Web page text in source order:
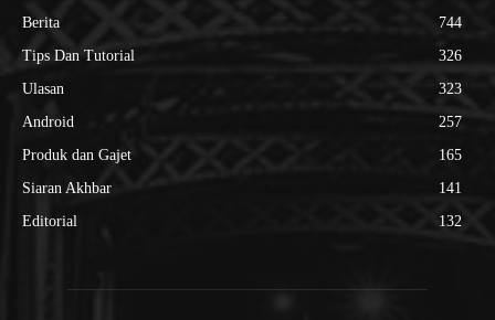
Berita
744
Tips Dan Tutorial
326
Ulasan
323
Android
257
Produk dan Gajet
165
Siaran Akhbar
141
Editorial
132